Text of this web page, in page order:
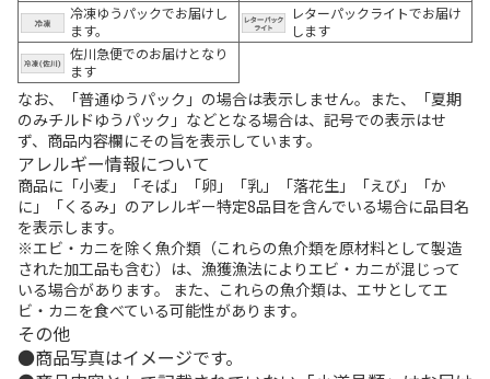
冷凍ゆうパックでお届けし
ます。
レターパックライトでお届け
します
佐川急便でのお届けとなり
ます
なお、「普通ゆうパック」の場合は表示しません。また、「夏期
のみチルドゆうパック」などとなる場合は、記号での表示はせ
ず、商品内容欄にその旨を表示しています。
アレルギー情報について
商品に「小麦」「そば」「卵」「乳」「落花生」「えび」「か
に」「くるみ」のアレルギー特定8品目を含んでいる場合に品目名
を表示します。
※エビ・カニを除く魚介類（これらの魚介類を原材料として製造
された加工品も含む）は、漁獲漁法によりエビ・カニが混じって
いる場合があります。 また、これらの魚介類は、エサとしてエ
ビ・カニを食べている可能性があります。
その他
商品写真はイメージです。